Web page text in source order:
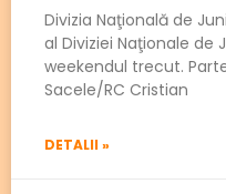
Divizia Naţională de
al Diviziei Naţionale de
weekendul trecut.
Sacele/RC Cristian
DETALII »